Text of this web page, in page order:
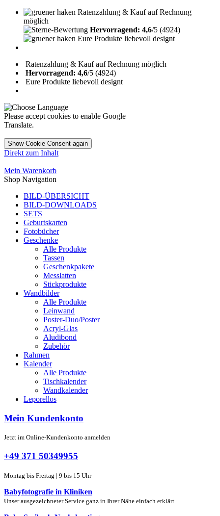
Ratenzahlung & Kauf auf Rechnung
möglich
Hervorragend: 4,6/5 (4924)
Eure Produkte liebevoll designt
Ratenzahlung & Kauf auf Rechnung möglich
Hervorragend: 4,6/5 (4924)
Eure Produkte liebevoll designt
Please accept cookies to enable Google
Translate.
Show Cookie Consent again
Direkt zum Inhalt
Mein Warenkorb
Shop Navigation
BILD-ÜBERSICHT
BILD-DOWNLOADS
SETS
Geburtskarten
Fotobücher
Geschenke
Alle Produkte
Tassen
Geschenkpakete
Messlatten
Stickprodukte
Wandbilder
Alle Produkte
Leinwand
Poster-Duo/Poster
Acryl-Glas
Aludibond
Zubehör
Rahmen
Kalender
Alle Produkte
Tischkalender
Wandkalender
Leporellos
Mein Kundenkonto
Jetzt im Online-Kundenkonto anmelden
+49 371 50349955
Montag bis Freitag | 9 bis 15 Uhr
Babyfotografie in Kliniken
Unser ausgezeichneter Service ganz in Ihrer Nähe einfach erklärt